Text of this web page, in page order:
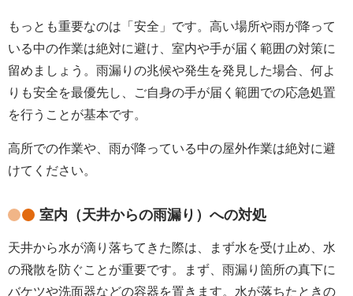
もっとも重要なのは「安全」です。高い場所や雨が降って
いる中の作業は絶対に避け、室内や手が届く範囲の対策に
留めましょう。雨漏りの兆候や発生を発見した場合、何よ
りも安全を最優先し、ご自身の手が届く範囲での応急処置
を行うことが基本です。
高所での作業や、雨が降っている中の屋外作業は絶対に避
けてください。
室内（天井からの雨漏り）への対処
天井から水が滴り落ちてきた際は、まず水を受け止め、水
の飛散を防ぐことが重要です。まず、雨漏り箇所の真下に
バケツや洗面器などの容器を置きます。水が落ちたときの